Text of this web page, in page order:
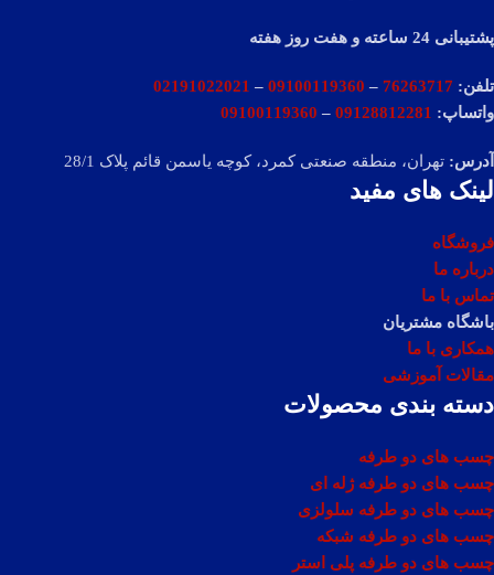
پشتیبانی 24 ساعته و هفت روز هفته
تلفن: 76263717
–
09100119360
–
02191022021
واتساپ: 09128812281
–
09100119360
آدرس: تهران، منطقه صنعتی کمرد، کوچه یاسمن قائم پلاک 28/1
لینک های مفید
فروشگاه
درباره ما
تماس با ما
باشگاه مشتریان
همکاری با ما
مقالات آموزشی
دسته بندی محصولات
چسب های دو طرفه
چسب های دو طرفه ژله ای
چسب های دو طرفه سلولزی
چسب های دو طرفه شبکه
چسب های دو طرفه پلی استر